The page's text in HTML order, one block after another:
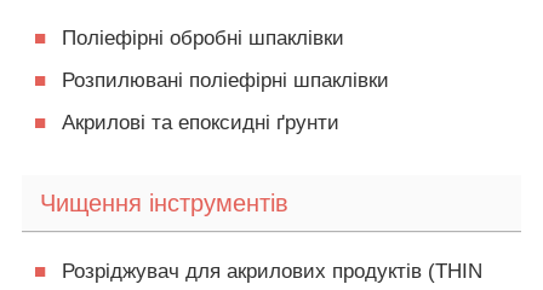
■
Поліефірні обробні шпаклівки
■
Розпилювані поліефірні шпаклівки
■
Акрилові та епоксидні ґрунти
Чищення інструментів
■
Розріджувач для акрилових продуктів (THIN